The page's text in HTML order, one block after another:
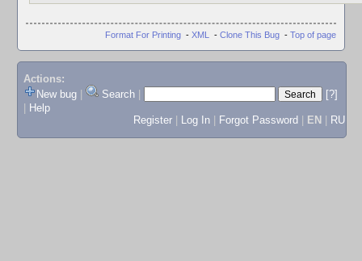
Format For Printing - XML - Clone This Bug - Top of page
Actions:
New bug
Search
[?]
Help
Register
Log In Forgot Password EN RU